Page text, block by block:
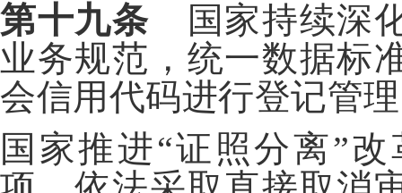
第十九条 国家持续深
业务规范，统一数据标
会信用代码进行登记管
国家推进“证照分离”